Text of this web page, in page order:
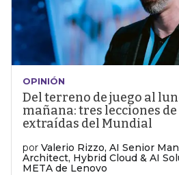
OPINIÓN
Del terreno de juego al
mañana: tres lecciones
extraídas del Mundial
por Valerio Rizzo, AI Senior
Architect, Hybrid Cloud & AI
META de Lenovo